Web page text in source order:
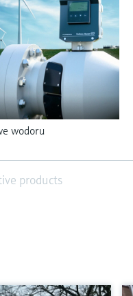
wodoru
products